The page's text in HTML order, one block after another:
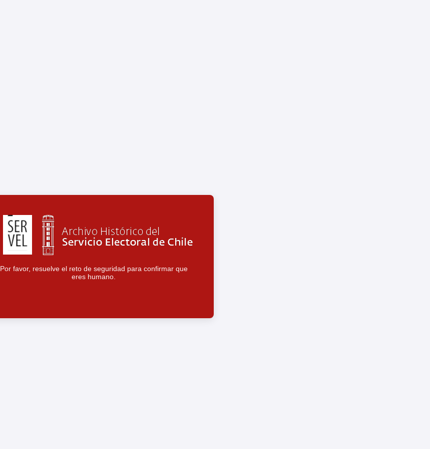
Por favor, resuelve el reto de seguridad para confirmar que
eres humano.